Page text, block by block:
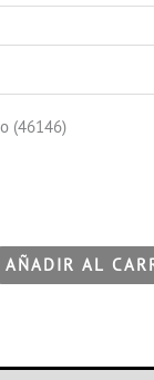
(46146)
AÑADIR AL